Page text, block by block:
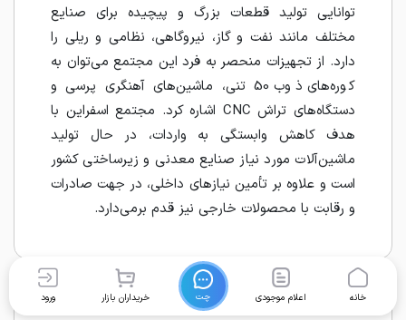
توانایی تولید قطعات بزرگ و پیچیده برای صنایع
مختلف مانند نفت و گاز، نیروگاهی، نظامی و ریلی را
دارد. از تجهیزات منحصر به فرد این مجتمع می‌توان به
کوره‌های ذوب 50 تنی، ماشین‌های آهنگری پرسی و
دستگاه‌های تراش CNC اشاره کرد. مجتمع اسفراین با
هدف کاهش وابستگی به واردات، در حال تولید
ماشین‌آلات مورد نیاز صنایع معدنی و زیرساختی کشور
است و علاوه بر تأمین نیازهای داخلی، در جهت صادرات
و رقابت با محصولات خارجی نیز قدم برمی‌دارد.
خانه اعلام موجودی چت خریداران بازار ورود